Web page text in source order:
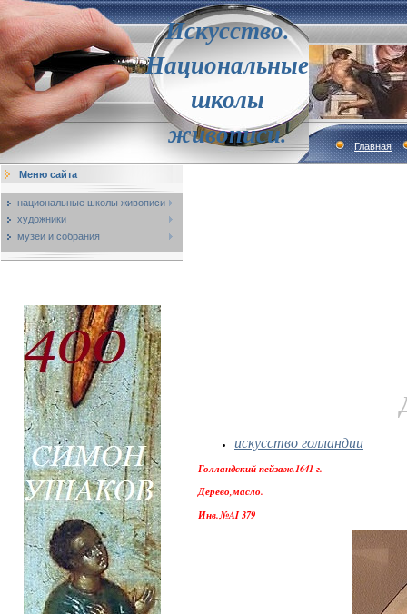
Искусство.
Национальные
школы
живописи.
Главная
Меню сайта
национальные школы живописи
художники
музеи и собрания
искусство голландии
Голландский пейзаж.1641 г.
Дерево,масло.
Инв.№AI 379